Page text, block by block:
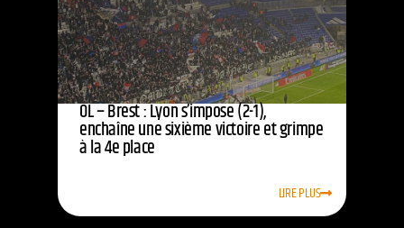
OL – Brest : Lyon s’impose (2-1),
enchaîne une sixième victoire et grimpe
à la 4e place
LIRE PLUS